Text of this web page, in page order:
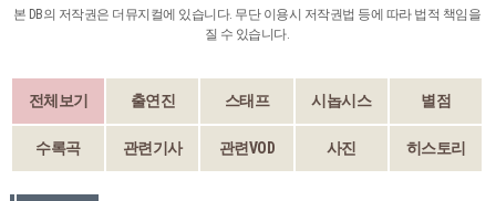
본 DB의 저작권은 더뮤지컬에 있습니다. 무단 이용시 저작권법 등에 따라 법적 책임을
질 수 있습니다.
전체보기 출연진 스태프 시놉시스 별점
수록곡 관련기사 관련VOD 사진 히스토리